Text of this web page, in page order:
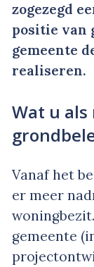
zogezegd
positie van
gemeente
realiseren.
Wat u
Vanaf het
er meer
gemeente